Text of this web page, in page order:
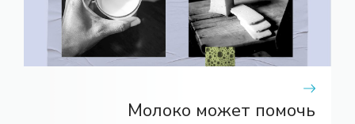
Молоко может помочь